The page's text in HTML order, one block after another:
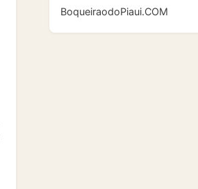
BoqueiraodoPiaui.COM